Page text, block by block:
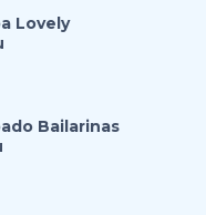
Lovely
Bailarinas